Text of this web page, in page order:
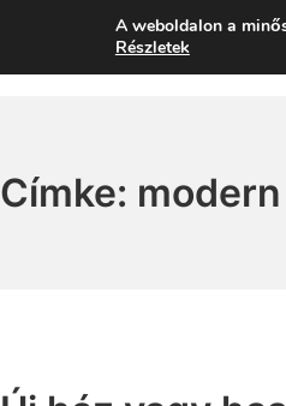
Címke:
A weboldalon a
Részletek